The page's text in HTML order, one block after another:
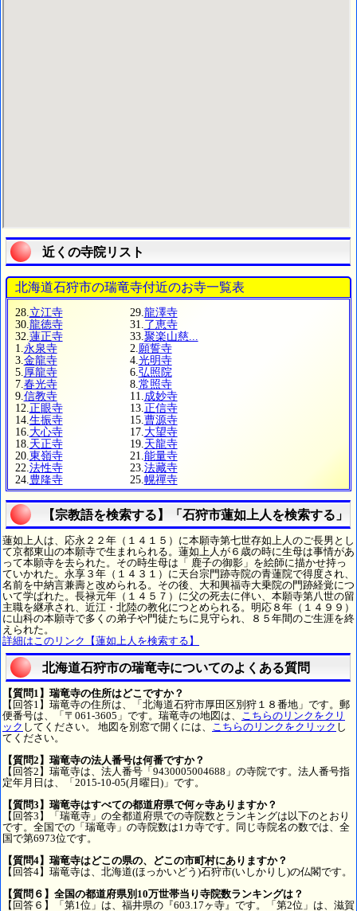
近くの寺院リスト
北海道石狩市の瑞竜寺付近のお寺一覧表
28. 立江寺 29. 龍澤寺
30. 龍徳寺 31. 了恵寺
32. 蓮正寺 33. 聚楽山慈...
1. 永泉寺 2. 願誓寺
3. 金龍寺 4. 光明寺
5. 厚龍寺 6. 弘照院
7. 春光寺 8. 常照寺
9. 信教寺 11. 成妙寺
12. 正眼寺 13. 正信寺
14. 生振寺 15. 曹源寺
16. 大心寺 17. 大望寺
18. 天正寺 19. 天龍寺
20. 東嶺寺 21. 能量寺
22. 法性寺 23. 法藏寺
24. 豊隆寺 25. 幌禪寺
【宗教語を検索する】「石狩市蓮如上人を検索する」
蓮如上人は、応永２２年（１４１５）に本願寺第七世存如上人のご長男とし
て京都東山の本願寺で生まれられる。蓮如上人が６歳の時に生母は事情があ
って本願寺を去られた。その時生母は「 鹿子の御影」を絵師に描かせ持っ
ていかれた。永享３年（１４３１）に天台宗門跡寺院の青蓮院で得度され、
名前を中納言兼壽と改められる。その後、大和興福寺大乗院の門跡経覚につ
いて学ばれた。長禄元年（１４５７）に父の死去に伴い、本願寺第八世の留
主職を継承され、近江・北陸の教化につとめられる。明応８年（１４９９）
に山科の本願寺で多くの弟子や門徒たちに見守られ、８５年間のご生涯を終
えられた。
詳細はこのリンク【蓮如上人を検索する】
北海道石狩市の瑞竜寺についてのよくある質問
【質問1】瑞竜寺の住所はどこですか？
【回答1】瑞竜寺の住所は、「北海道石狩市厚田区別狩１８番地」です。郵
便番号は、「〒061-3605」です。瑞竜寺の地図は、 こちらのリンクをクリ
ック してください。 地図を別窓で開くには、 こちらのリンクをクリック し
てください。
【質問2】瑞竜寺の法人番号は何番ですか？
【回答2】瑞竜寺は、法人番号「9430005004688」の寺院です。法人番号指
定年月日は、「2015-10-05(月曜日)」です。
【質問3】瑞竜寺はすべての都道府県で何ヶ寺ありますか？
【回答3】「瑞竜寺」の全都道府県での寺院数とランキングは以下のとおり
です。全国での「瑞竜寺」の寺院数は1カ寺です。同じ寺院名の数では、全
国で第6973位です。
【質問4】瑞竜寺はどこの県の、どこの市町村にありますか？
【回答4】瑞竜寺は、北海道(ほっかいどう)石狩市(いしかりし)の仏閣です。
【質問６】全国の都道府県別10万世帯当り寺院数ランキングは？
【回答６】「第1位」は、福井県の『603.17ヶ寺』です。「第2位」は、滋賀